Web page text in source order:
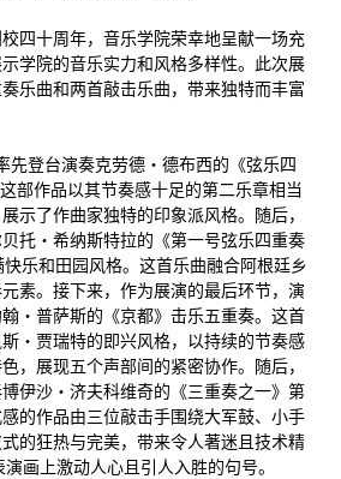
四十周年，音乐学院荣幸地呈献一场充
学院的音乐实力和风格多样性。此次展
乐曲和两首敲击乐曲，带来独特而丰富
先登台演奏克劳德・德布西的《弦乐四
部作品以其节奏感十足的第二乐章相当
示了作曲家独特的印象派风格。随后，
托・希纳斯特拉的《第一号弦乐四重奏
乐和田园风格。这首乐曲融合阿根廷乡
素。接下来，作为展演的最后环节，演
・普萨斯的《京都》击乐五重奏。这首
・贾瑞特的即兴风格，以持续的节奏感
，展现五个声部间的紧密协作。随后，
伊沙・济夫科维奇的《三重奏之一》第
的作品由三位敲击手围绕大军鼓、小手
的狂热与完美，带来令人著迷且技术精
画上激动人心且引人入胜的句号。